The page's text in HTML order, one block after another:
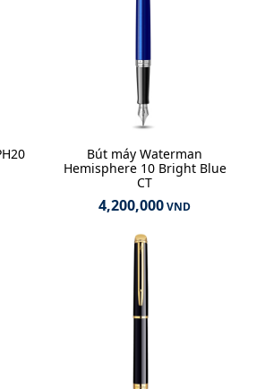
Bút máy Waterman
Hemisphere 10 Bright Blue
CT
4,200,000VND